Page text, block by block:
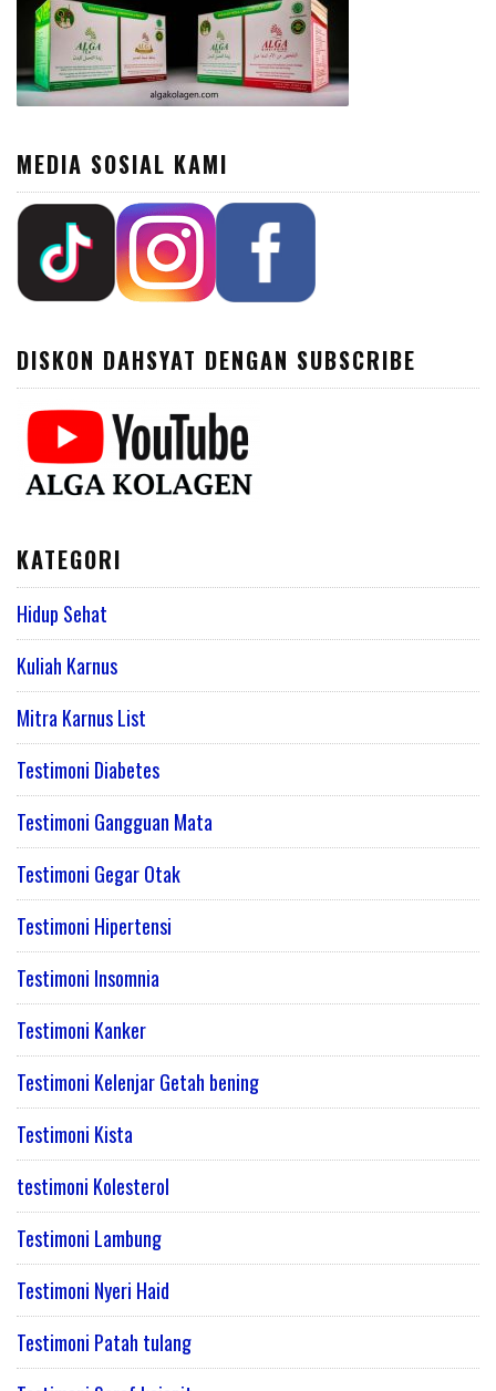
MEDIA SOSIAL KAMI
DISKON DAHSYAT DENGAN SUBSCRIBE
KATEGORI
Hidup Sehat
Kuliah Karnus
Mitra Karnus List
Testimoni Diabetes
Testimoni Gangguan Mata
Testimoni Gegar Otak
Testimoni Hipertensi
Testimoni Insomnia
Testimoni Kanker
Testimoni Kelenjar Getah bening
Testimoni Kista
testimoni Kolesterol
Testimoni Lambung
Testimoni Nyeri Haid
Testimoni Patah tulang